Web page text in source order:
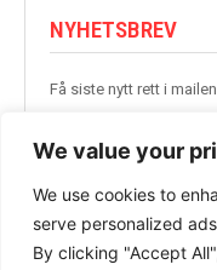
We value your
We use cookies to
serve personalized
By clicking "Accept
NYHETSBREV
Få siste nytt rett i mailen